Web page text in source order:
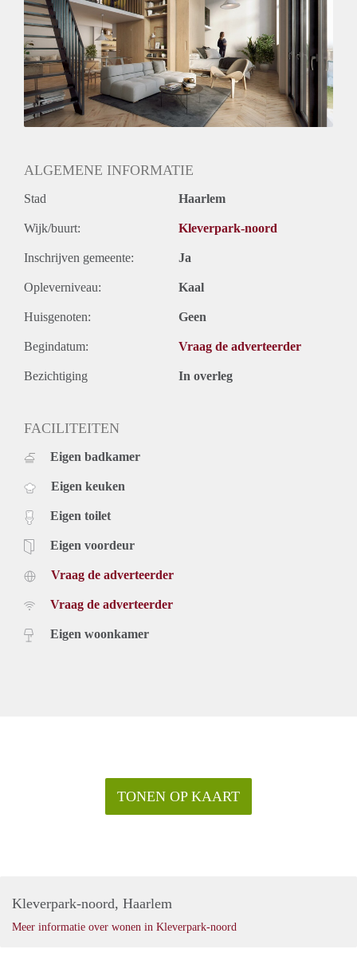
Geïnteresseerd? U kunt zich via de project website van De
Meester (https://hurenindemeester.nl/) vanaf 22 september
2021 tot 6 oktober 2021 inschrijven.
ALGEMENE INFORMATIE
Stad Haarlem
Wijk/buurt: Kleverpark-noord
Inschrijven gemeente: Ja
Opleverniveau: Kaal
Huisgenoten: Geen
Begindatum: Vraag de adverteerder
Bezichtiging In overleg
FACILITEITEN
Eigen badkamer
Eigen keuken
Eigen toilet
Eigen voordeur
Vraag de adverteerder
Vraag de adverteerder
Eigen woonkamer
TONEN OP KAART
Kleverpark-noord, Haarlem
Meer informatie over wonen in Kleverpark-noord